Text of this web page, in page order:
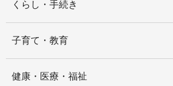
くらし・手続き
子育て・教育
健康・医療・福祉